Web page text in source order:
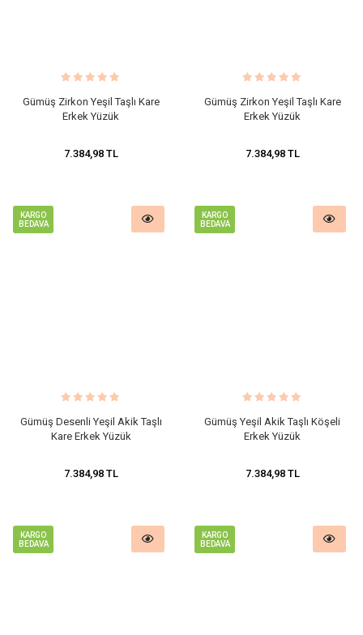
Gümüş Zirkon Yeşil Taşlı Kare
Erkek Yüzük
7.384,98 TL
Gümüş Zirkon Yeşil Taşlı Kare
Erkek Yüzük
7.384,98 TL
KARGO
BEDAVA
Gümüş Desenli Yeşil Akik Taşlı
Kare Erkek Yüzük
7.384,98 TL
KARGO
BEDAVA
​Gümüş Yeşil Akik Taşlı Köşeli
Erkek Yüzük
7.384,98 TL
KARGO
BEDAVA
KARGO
BEDAVA